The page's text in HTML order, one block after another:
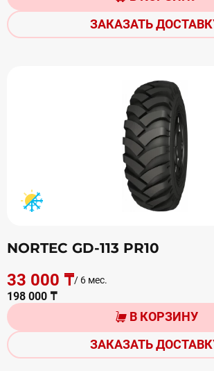
ЗАКАЗАТЬ
NORTEC GD-113 PR10
33 000 ₸/ 6 мес.
198 000 ₸
В КОРЗИНУ
ЗАКАЗАТЬ